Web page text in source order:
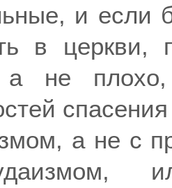
и если
в церкви,
а не
а не с